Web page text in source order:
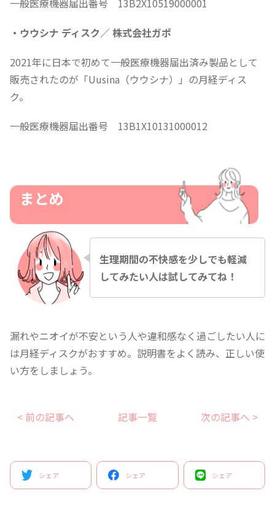
一般医療機器届出番号 13B2X10519000001
・ウウシナ ディスク／ 株式会社ガポ
2021年に日本で初めて一般医療機器届出済み製品として
販売されたのが「Uusina（ウウシナ）」の月経ディス
ク。
一般医療機器届出番号 13B1X10131000012
まとめ
生理期間の不快感を少しでも軽減
してみたい人は試してみてね！
漏れやニオイが不安という人や違和感なく過ごしたい人に
は月経ディスクがおすすめ。説明書をよく読み、正しい使
い方をしましょう。
< 前の記事へ 記事一覧 次の記事へ >
シェア シェア シェア